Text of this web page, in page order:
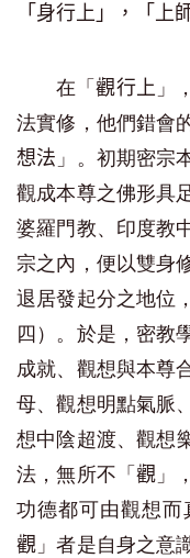
「身行上」，「上
在「觀行上 」
法實修，他們錯會
想法 」。初期密宗
觀成本尊之佛形具
婆羅門教、印度教
宗之內，便以雙身
退居發起分之地位
四）。於是，密教
成就、觀想與本尊
母、觀想明點氣脈
想中陰超渡、觀想
法，無所不「觀 」
功德都可由觀想而
觀 」者是自身之意